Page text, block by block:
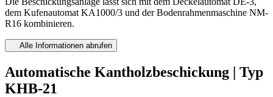
dem Kufenautomat KA1000/3 und der Bodenrahmenmaschine NM-
R16 kombinieren.
Alle Informationen abrufen
Automatische Kantholzbeschickung | Typ
KHB-21